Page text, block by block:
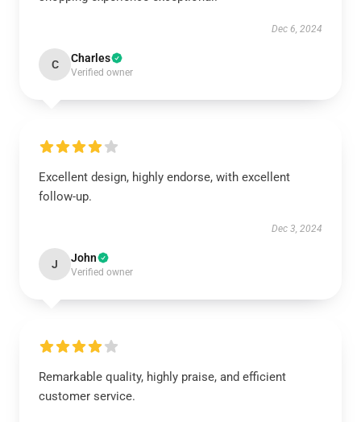
Dec 6, 2024
C Charles
Verified owner
Excellent design, highly endorse, with excellent
follow-up.
Dec 3, 2024
J John
Verified owner
Remarkable quality, highly praise, and efficient
customer service.